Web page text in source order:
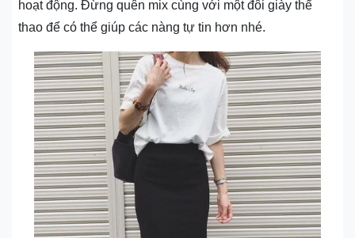
hoạt động. Đừng quên mix cùng với một đôi giày thể
thao để có thể giúp các nàng tự tin hơn nhé.